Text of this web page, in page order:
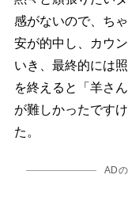
感がないので、ち
安が的中し、カウ
いき、最終的には
を終えると「羊さ
が難しかったです
た。
AD